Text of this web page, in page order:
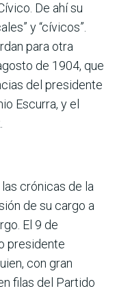
De ahí su
y “cívicos”.
para otra
de 1904, que
del presidente
Escurra, y el
crónicas de la
de su cargo a
El 9 de
presidente
con gran
filas del Partido